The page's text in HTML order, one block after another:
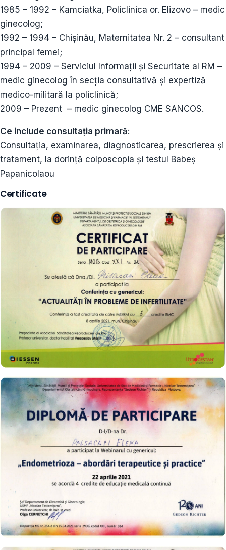
1985 – 1992 – Kamciatka, Policlinica or. Elizovo – medic
ginecolog;
1992 – 1994 – Chișinău, Maternitatea Nr. 2 – consultant
principal femei;
1994 – 2009 – Serviciul Informații și Securitate al RM –
medic ginecolog în secția consultativă și expertiză
medico-militară la policlinică;
2009 – Prezent – medic ginecolog CME SANCOS.
Ce include consultația primară:
Consultația, examinarea, diagnosticarea, prescrierea și
tratament, la dorință colposcopia și testul Babeş
Papanicolaou
Certificate